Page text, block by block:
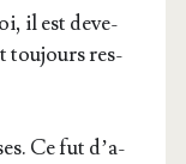
il est deve­
tou­jours res­
Ce fut d’a­